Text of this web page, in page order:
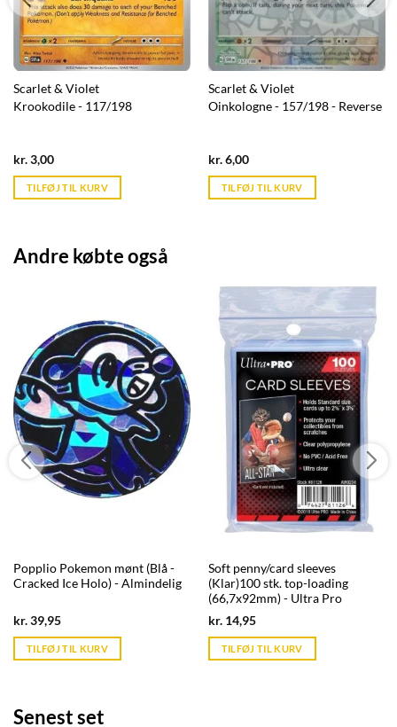
Scarlet & Violet
Krookodile - 117/198
kr.3,00Current
is:
kr. 39,95.
TILFØJ TIL KURV
Scarlet & Violet
Oinkologne - 157/198 - Reverse
kr.6,00Current
is:
kr. 39,95.
TILFØJ TIL KURV
Andre købte også
Popplio Pokemon mønt (Blå -
Cracked Ice Holo) - Almindelig
kr.39,95Current
is:
kr. 39,95.
TILFØJ TIL KURV
Soft penny/card sleeves
(Klar)100 stk. top-loading
(66,7x92mm) - Ultra Pro
kr.14,95Current
is:
kr. 39,95.
TILFØJ TIL KURV
Senest set